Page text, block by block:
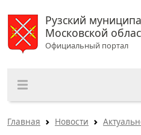
Рузский
Московской
Официальный портал
Главная Новости